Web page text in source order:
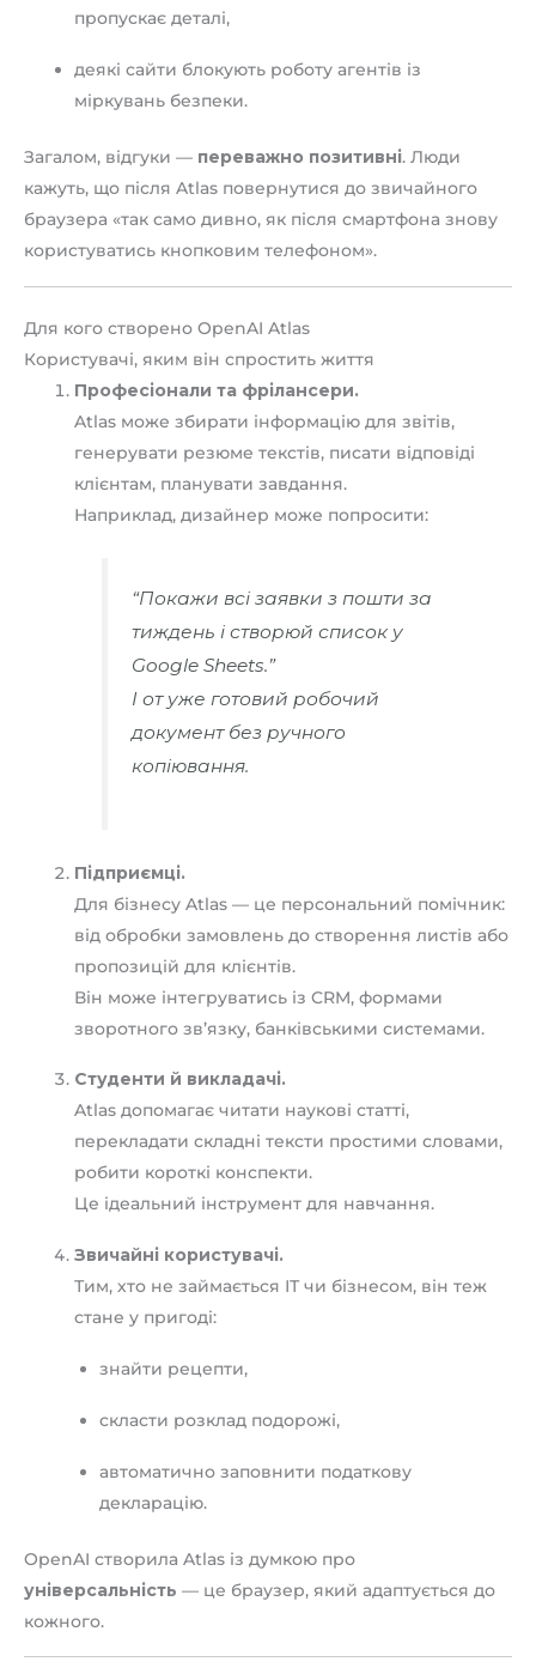
пропускає деталі,
деякі сайти блокують роботу агентів із
міркувань безпеки.
Загалом, відгуки — переважно позитивні. Люди
кажуть, що після Atlas повернутися до звичайного
браузера «так само дивно, як після смартфона знову
користуватись кнопковим телефоном».
Для кого створено OpenAI Atlas
Користувачі, яким він спростить життя
Професіонали та фрілансери.
Atlas може збирати інформацію для звітів,
генерувати резюме текстів, писати відповіді
клієнтам, планувати завдання.
Наприклад, дизайнер може попросити:
“Покажи всі заявки з пошти за
тиждень і створюй список у
Google Sheets.”
І от уже готовий робочий
документ без ручного
копіювання.
Підприємці.
Для бізнесу Atlas — це персональний помічник:
від обробки замовлень до створення листів або
пропозицій для клієнтів.
Він може інтегруватись із CRM, формами
зворотного зв’язку, банківськими системами.
Студенти й викладачі.
Atlas допомагає читати наукові статті,
перекладати складні тексти простими словами,
робити короткі конспекти.
Це ідеальний інструмент для навчання.
Звичайні користувачі.
Тим, хто не займається ІТ чи бізнесом, він теж
стане у пригоді:
знайти рецепти,
скласти розклад подорожі,
автоматично заповнити податкову
декларацію.
OpenAI створила Atlas із думкою про
універсальність — це браузер, який адаптується до
кожного.